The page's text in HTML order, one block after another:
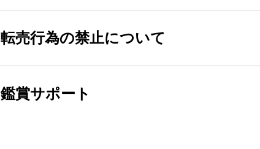
転売行為の禁止について
鑑賞サポート